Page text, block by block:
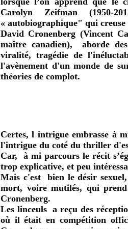
Carolyn Zeifman (1950-
« autobiographique" qui
David Cronenberg (Vincent
maître canadien), aborde
viralité, tragédie de
l'avènement d'un monde de
théories de complot.
Certes, l intrigue embrasse à
l'intrigue du coté du thriller
Car, à mi parcours le récit
trop explicative, et peu
Mais c'est bien le désir
mort, voire mutilés, qui
Cronenberg.
Les linceuls a reçu des
où il était en compétition